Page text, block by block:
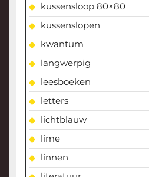
kussensloop 80×80
kussenslopen
kwantum
langwerpig
leesboeken
letters
lichtblauw
lime
linnen